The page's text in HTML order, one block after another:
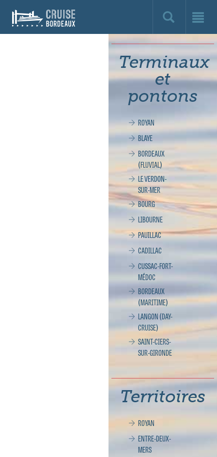
Cruise
Bordeaux,
Terminaux
et
pontons
ROYAN
BLAYE
BORDEAUX
(FLUVIAL)
LE VERDON-
SUR-MER
BOURG
LIBOURNE
PAUILLAC
CADILLAC
CUSSAC-FORT-
MÉDOC
BORDEAUX
(MARITIME)
LANGON (DAY-
CRUISE)
SAINT-CIERS-
SUR-GIRONDE
Territoires
ROYAN
ENTRE-DEUX-
MERS